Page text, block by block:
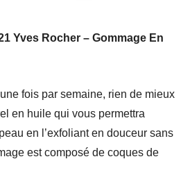
Yves Rocher – Gommage En
fois par semaine, rien de mieux
en huile qui vous permettra
en l’exfoliant en douceur sans
est composé de coques de